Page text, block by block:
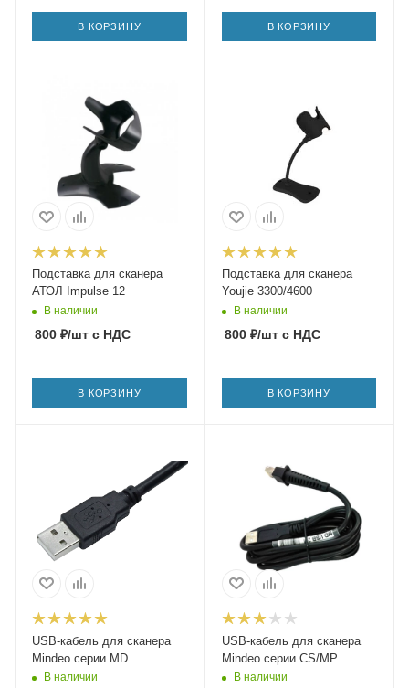
В КОРЗИНУ В КОРЗИНУ
Подставка для сканера
АТОЛ Impulse 12
В наличии
800 ₽/шт с НДС
В КОРЗИНУ
Подставка для сканера
Youjie 3300/4600
В наличии
800₽/штс НДС
В КОРЗИНУ
USB-кабель для сканера
Mindeo серии MD
В наличии
USB-кабель для сканера
Mindeo серии CS/MP
В наличии